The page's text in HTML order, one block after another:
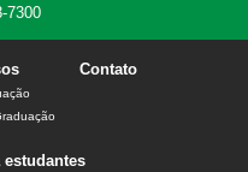
7300
Contato
estudantes